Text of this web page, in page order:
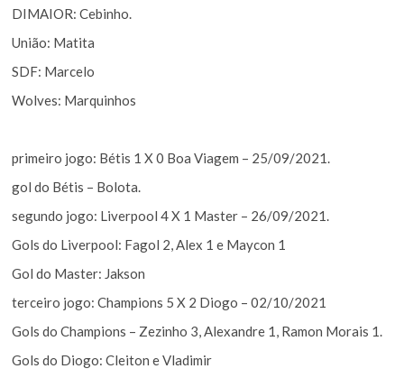
DIMAIOR: Cebinho.
União: Matita
SDF: Marcelo
Wolves: Marquinhos
primeiro jogo: Bétis 1 X 0 Boa Viagem – 25/09/2021.
gol do Bétis – Bolota.
segundo jogo: Liverpool 4 X 1 Master – 26/09/2021.
Gols do Liverpool: Fagol 2, Alex 1 e Maycon 1
Gol do Master: Jakson
terceiro jogo: Champions 5 X 2 Diogo – 02/10/2021
Gols do Champions – Zezinho 3, Alexandre 1, Ramon Morais 1.
Gols do Diogo: Cleiton e Vladimir